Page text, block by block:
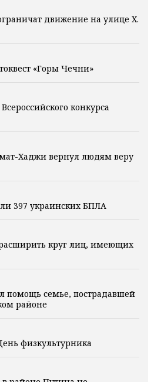
движение на улице Х.
«Горы Чечни»
конкурса
Хаджи вернул людям веру
397 украинских БПЛА
круг лиц, имеющих
помощь семье, пострадавшей
районе
физкультурника